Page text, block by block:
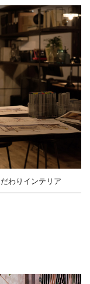
わりインテリア